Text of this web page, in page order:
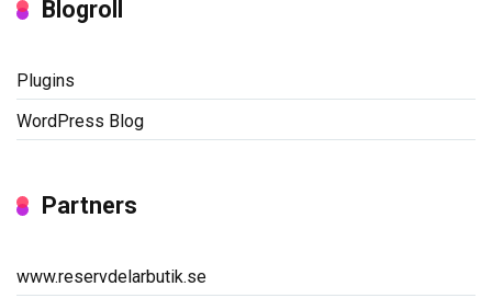
Blogroll
Plugins
WordPress Blog
Partners
www.reservdelarbutik.se